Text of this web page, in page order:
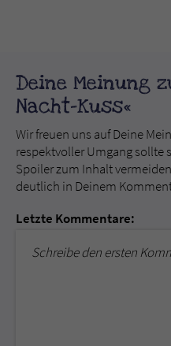
Deine Meinung
Nacht-Kuss«
Wir freuen uns auf Deine
respektvoller Umgang sollte
Spoiler zum Inhalt
deutlich in Deinem
Letzte Kommentare:
Schreibe den ersten